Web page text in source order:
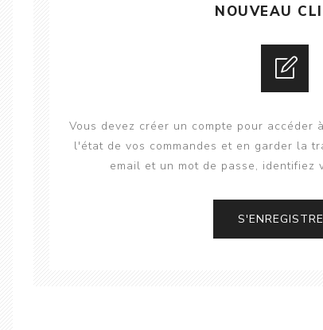
NOUVEAU
Vous devez créer un compte pour accéder
l'état de vos commandes et en garder la
email et un mot de passe, identifiez